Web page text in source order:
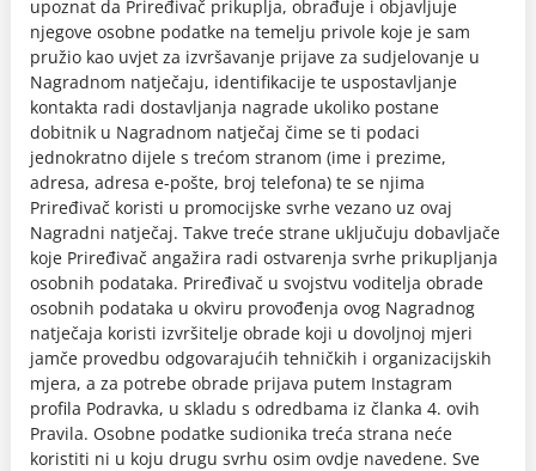
upoznat da Priređivač prikuplja, obrađuje i objavljuje
njegove osobne podatke na temelju privole koje je sam
pružio kao uvjet za izvršavanje prijave za sudjelovanje u
Nagradnom natječaju, identifikacije te uspostavljanje
kontakta radi dostavljanja nagrade ukoliko postane
dobitnik u Nagradnom natječaj čime se ti podaci
jednokratno dijele s trećom stranom (ime i prezime,
adresa, adresa e-pošte, broj telefona) te se njima
Priređivač koristi u promocijske svrhe vezano uz ovaj
Nagradni natječaj. Takve treće strane uključuju dobavljače
koje Priređivač angažira radi ostvarenja svrhe prikupljanja
osobnih podataka. Priređivač u svojstvu voditelja obrade
osobnih podataka u okviru provođenja ovog Nagradnog
natječaja koristi izvršitelje obrade koji u dovoljnoj mjeri
jamče provedbu odgovarajućih tehničkih i organizacijskih
mjera, a za potrebe obrade prijava putem Instagram
profila Podravka, u skladu s odredbama iz članka 4. ovih
Pravila. Osobne podatke sudionika treća strana neće
koristiti ni u koju drugu svrhu osim ovdje navedene. Sve